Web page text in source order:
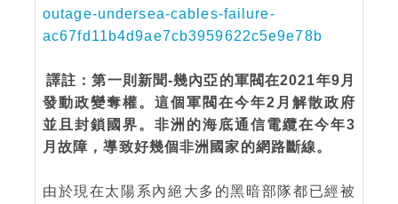
outage-undersea-cables-failure-
ac67fd11b4d9ae7cb3959622c5e9e78b
譯註：第一則新聞-幾內亞的軍閥在2021年9月
發動政變奪權。這個軍閥在今年2月解散政府
並且封鎖國界。非洲的海底通信電纜在今年3
月故障，導致好幾個非洲國家的網路斷線。
由於現在太陽系內絕大多的黑暗部隊都已經被